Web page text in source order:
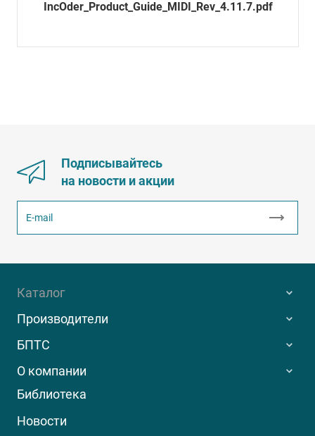
IncOder_Product_Guide_MIDI_Rev_4.11.7.pdf
Подписывайтесь
на новости и акции
Каталог
Производители
БПТС
О компании
Библиотека
Новости